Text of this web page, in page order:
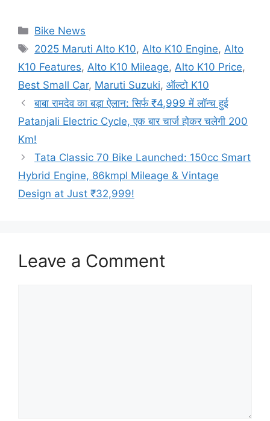
Categories
Bike News
Tags
2025 Maruti Alto K10, Alto K10 Engine, Alto
K10 Features, Alto K10 Mileage, Alto K10 Price,
Best Small Car, Maruti Suzuki, ऑल्टो K10
बाबा रामदेव का बड़ा ऐलान: सिर्फ ₹4,999 में लॉन्च हुई
Patanjali Electric Cycle, एक बार चार्ज होकर चलेगी 200
Km!
Tata Classic 70 Bike Launched: 150cc Smart
Hybrid Engine, 86kmpl Mileage & Vintage
Design at Just ₹32,999!
Leave a Comment